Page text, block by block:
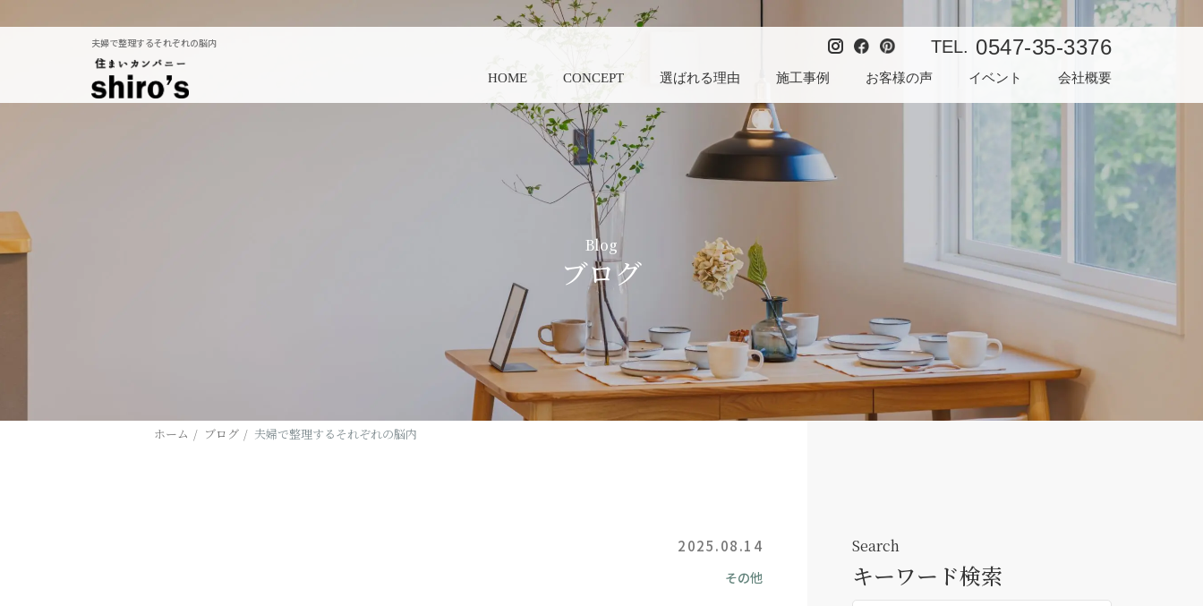
夫婦で整理するそれぞれの脳内 TEL. 0547-35-3376
HOME CONCEPT 選ばれる理由 施工事例 お客様の声 イベント 会社概要
Blog
ブログ
ホーム ブログ 夫婦で整理するそれぞれの脳内
2025.08.14
その他
Search
キーワード検索